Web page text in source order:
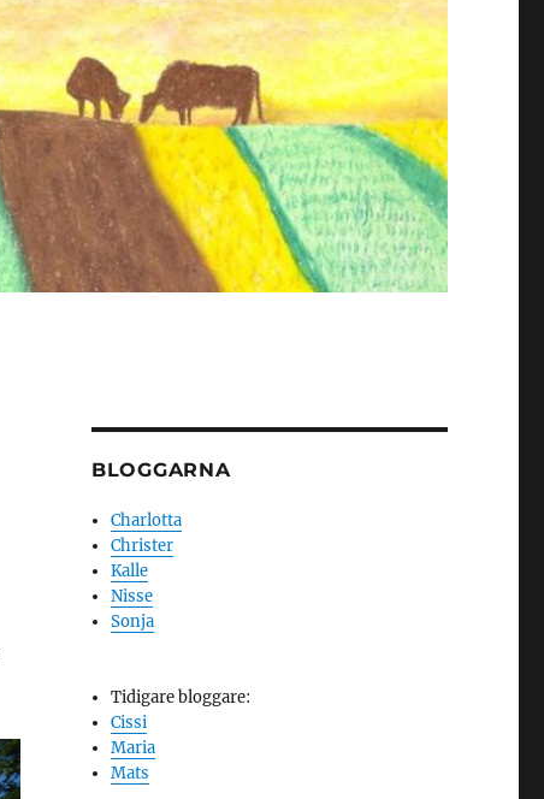
BLOGGARNA
Charlotta
Christer
Kalle
Nisse
Sonja
Tidigare bloggare:
Cissi
Maria
Mats